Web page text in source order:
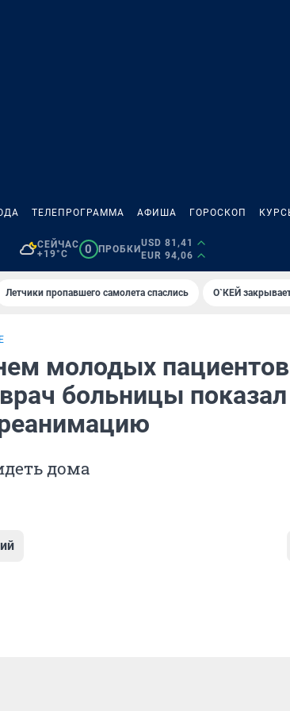
ТЕЛЕПРОГРАММА АФИША ГОРОСКОП
СЕЙЧАС
+19°C
0 ПРОБКИ
USD 81,41
EUR 94,06
Летчики пропавшего самолета спаслись О`КЕЙ
молодых
больницы показал
дома